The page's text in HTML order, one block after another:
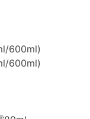
600ml)
600ml)